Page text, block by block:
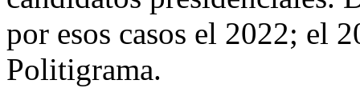
por esos casos el 2022; el
Politigrama.